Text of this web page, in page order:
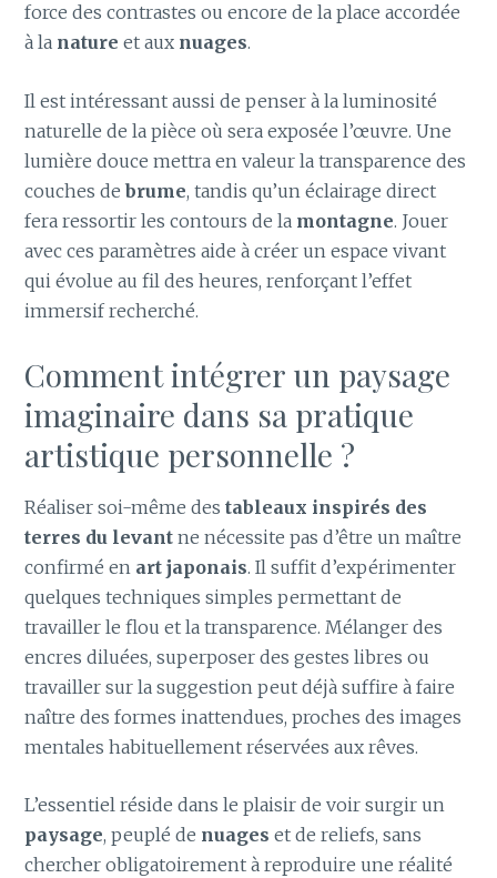
force des contrastes ou encore de la place accordée
à la nature et aux nuages.
Il est intéressant aussi de penser à la luminosité
naturelle de la pièce où sera exposée l’œuvre. Une
lumière douce mettra en valeur la transparence des
couches debrume, tandis qu’un éclairage direct
fera ressortir les contours de la montagne. Jouer
avec ces paramètres aide à créer un espace vivant
qui évolue au fil des heures, renforçant l’effet
immersif recherché.
Comment intégrer un paysage
imaginaire dans sa pratique
artistique personnelle ?
Réaliser soi-même destableaux inspirés des
terres du levant ne nécessite pas d’être un maître
confirmé en art japonais. Il suffit d’expérimenter
quelques techniques simples permettant de
travailler le flou et la transparence. Mélanger des
encres diluées, superposer des gestes libres ou
travailler sur la suggestion peut déjà suffire à faire
naître des formes inattendues, proches des images
mentales habituellement réservées aux rêves.
L’essentiel réside dans le plaisir de voir surgir un
paysage, peuplé de nuages et de reliefs, sans
chercher obligatoirement à reproduire une réalité